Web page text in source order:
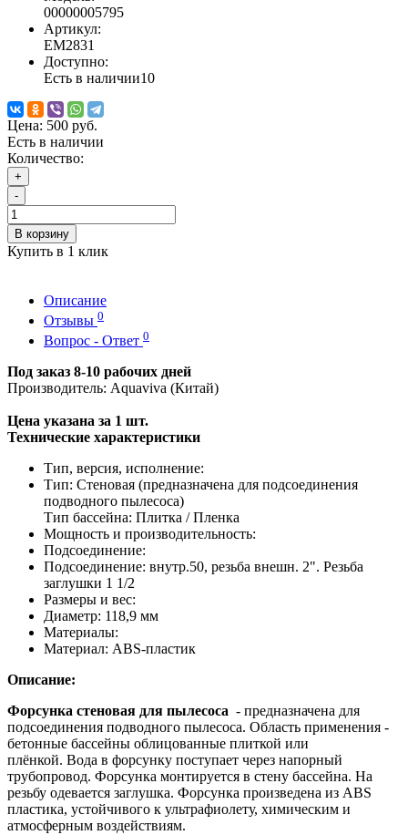
00000005795
Артикул:
EM2831
Доступно:
Есть в наличии10
Цена: 500 руб.
Есть в наличии
Количество:
+
-
В корзину
Купить в 1 клик
Описание
Отзывы 0
Вопрос - Ответ 0
Под заказ 8-10 рабочих дней
Производитель: Aquaviva (Китай)
Цена указана за 1 шт.
Технические характеристики
Тип, версия, исполнение:
Тип: Стеновая (предназначена для подсоединения
подводного пылесоса)
Тип бассейна: Плитка / Пленка
Мощность и производительность:
Подсоединение:
Подсоединение: внутр.50, резьба внешн. 2". Резьба
заглушки 1 1/2
Размеры и вес:
Диаметр: 118,9 мм
Материалы:
Материал: ABS-пластик
Описание:
Форсунка стеновая для пылесоса - предназначена для
подсоединения подводного пылесоса. Область применения -
бетонные бассейны облицованные плиткой или
плёнкой. Вода в форсунку поступает через напорный
трубопровод. Форсунка монтируется в стену бассейна. На
резьбу одевается заглушка. Форсунка произведена из ABS
пластика, устойчивого к ультрафиолету, химическим и
атмосферным воздействиям.